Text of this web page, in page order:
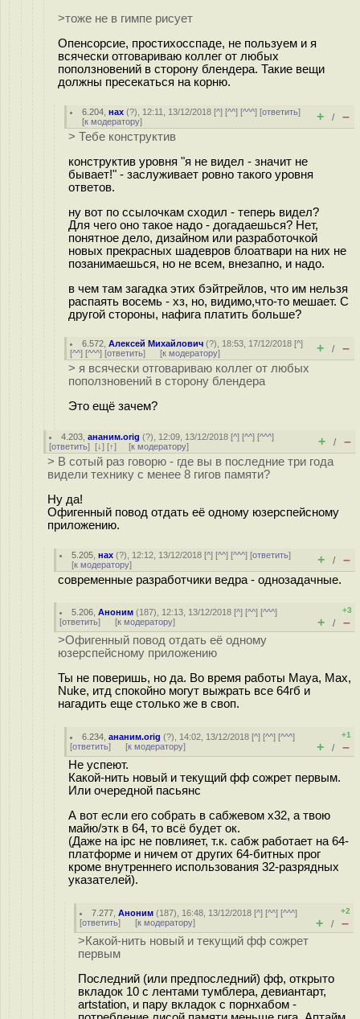
>тоже не в гимпе рисует
Опенсорсие, простихосспаде, не пользуем и я
всячески отговариваю коллег от любых
поползновений в сторону блендера. Такие вещи
должны пресекаться на корню.
6.204 ,нах (?), 12:11, 13/12/2018 [^] [^^] [^^^] [ответить]
[к модератору] + / –
> Тебе конструктив
конструктив уровня "я не видел - значит не
бывает!" - заслуживает ровно такого уровня
ответов.
ну вот по ссылочкам сходил - теперь видел?
Для чего оно такое надо - догадаешься? Нет,
понятное дело, дизайном или разработочкой
новых прекрасных шадевров блоатвари на них не
позанимаешься, но не всем, внезапно, и надо.
в чем там загадка этих бэйтрейлов, что им нельзя
распаять восемь - хз, но, видимо,что-то мешает. С
другой стороны, нафига платить больше?
6.572 ,Алексей Михайлович (?), 18:53, 17/12/2018 [^]
[^^] [^^^] [ответить] [к модератору] + / –
> я всячески отговариваю коллег от любых
поползновений в сторону блендера
Это ещё зачем?
4.203 ,ананим.orig (?), 12:09, 13/12/2018 [^] [^^] [^^^]
[ответить] [↓] [↑] [к модератору] + / –
> В сотый раз говорю - где вы в последние три года
видели технику с менее 8 гигов памяти?
Ну да!
Офигенный повод отдать её одному юзерспейсному
приложению.
5.205 ,нах (?), 12:12, 13/12/2018 [^] [^^] [^^^] [ответить]
[к модератору] + / –
современные разработчики ведра - однозадачные.
5.206 ,Аноним (187), 12:13, 13/12/2018 [^] [^^] [^^^]
[ответить] [к модератору]
+3
+ / –
>Офигенный повод отдать её одному
юзерспейсному приложению
Ты не поверишь, но да. Во время работы Maya, Max,
Nuke, итд спокойно могут выжрать все 64гб и
нагадить еще столько же в своп.
6.234 ,ананим.orig (?), 14:02, 13/12/2018 [^] [^^] [^^^]
[ответить] [к модератору]
+1
+ / –
Не успеют.
Какой-нить новый и текущий фф сожрет первым.
Или очередной пасьянс
А вот если его собрать в сабжевом x32, а твою
майю/этк в 64, то всё будет ок.
(Даже на ipc не повлияет, т.к. сабж работает на 64-
платформе и ничем от других 64-битных прог
кроме внутреннего использования 32-разрядных
указателей).
7.277 ,Аноним (187), 16:48, 13/12/2018 [^] [^^] [^^^]
[ответить] [к модератору]
+2
+ / –
>Какой-нить новый и текущий фф сожрет
первым
Последний (или предпоследний) фф, открыто
вкладок 10 с лентами тумблера, девиантарт,
artstation, и пару вкладок с порнхабом -